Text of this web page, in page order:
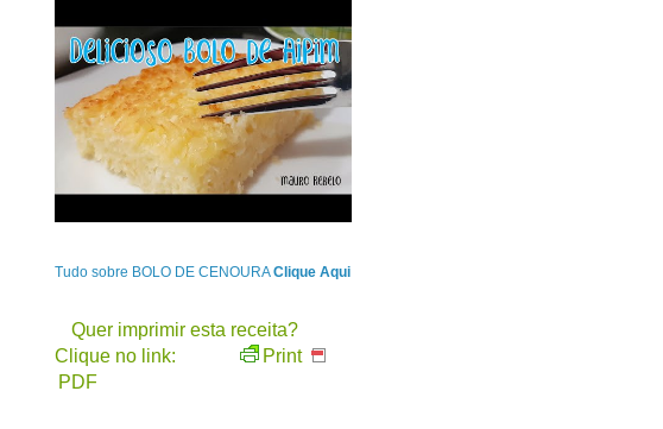
Tudo sobre BOLO DE CENOURAClique Aqui
Quer imprimir esta receita?
Clique no link:
Print
PDF